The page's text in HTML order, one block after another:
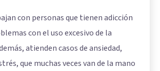
con personas que tienen adicción
con el uso excesivo de la
atienden casos de ansiedad,
que muchas veces van de la mano